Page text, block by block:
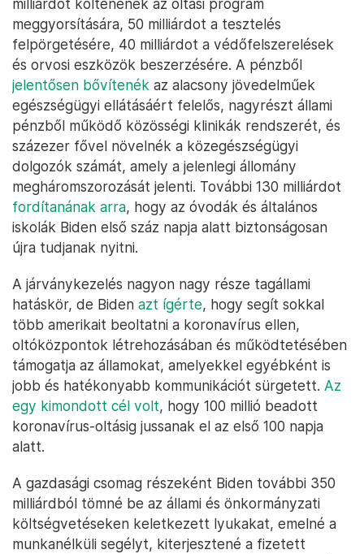
milliárdot költenének az oltási program
meggyorsítására, 50 milliárdot a tesztelés
felpörgetésére, 40 milliárdot a védőfelszerelések
és orvosi eszközök beszerzésére. A pénzből
jelentősen bővítenék az alacsony jövedelműek
egészségügyi ellátásáért felelős, nagyrészt állami
pénzből működő közösségi klinikák rendszerét, és
százezer fővel növelnék a közegészségügyi
dolgozók számát, amely a jelenlegi állomány
megháromszorozását jelenti. További 130 milliárdot
fordítanának arra, hogy az óvodák és általános
iskolák Biden első száz napja alatt biztonságosan
újra tudjanak nyitni.
A járványkezelés nagyon nagy része tagállami
hatáskör, de Biden azt ígérte, hogy segít sokkal
több amerikait beoltatni a koronavírus ellen,
oltóközpontok létrehozásában és működtetésében
támogatja az államokat, amelyekkel egyébként is
jobb és hatékonyabb kommunikációt sürgetett. Az
egy kimondott cél volt, hogy 100 millió beadott
koronavírus-oltásig jussanak el az első 100 napja
alatt.
A gazdasági csomag részeként Biden további 350
milliárdból tömné be az állami és önkormányzati
költségvetéseken keletkezett lyukakat, emelné a
munkanélküli segélyt, kiterjesztené a fizetett